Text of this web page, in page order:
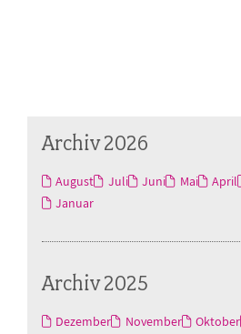
Archiv 2026
August Juli Juni Mai April
Januar
Archiv 2025
Dezember November Oktober